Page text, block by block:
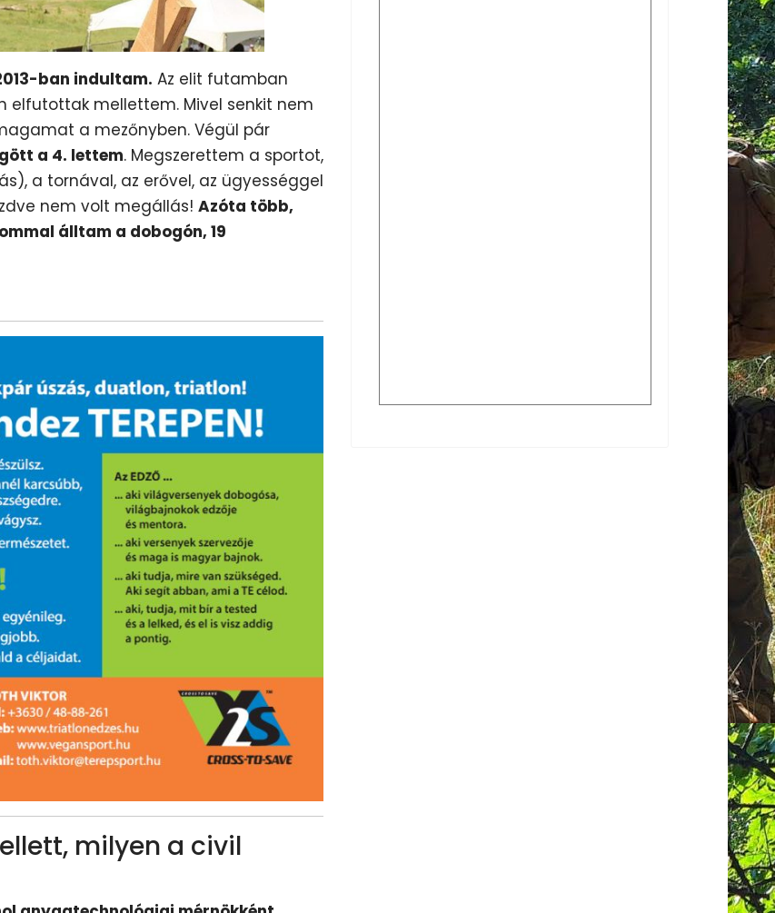
ban indultam. Az elit futamban
elfutottak mellettem. Mivel senkit nem
a mezőnyben. Végül pár
a 4. lettem. Megszerettem a sportot,
a tornával, az erővel, az ügyességgel
nem volt megállás! Azóta több,
álltam a dobogón, 19
milyen a civil